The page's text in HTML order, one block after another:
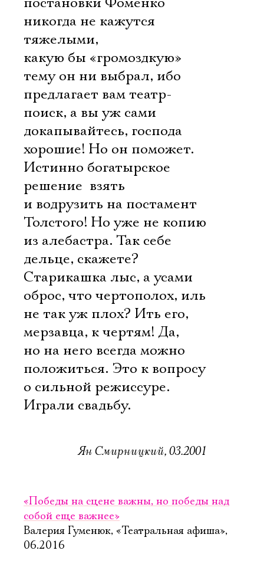
никогда не кажутся
тяжелыми,
какую бы «громоздкую»
тему он ни выбрал, ибо
предлагает вам театр-
поиск, а вы уж сами
докапывайтесь, господа
хорошие! Но он поможет.
Истинно богатырское
решение  взять
и водрузить на постамент
Толстого! Но уже не копию
из алебастра. Так себе
дельце, скажете?
Старикашка лыс, а усами
оброс, что чертополох, иль
не так уж плох? Ить его,
мерзавца, к чертям! Да,
но на него всегда можно
положиться. Это к вопросу
о сильной режиссуре.
Играли свадьбу.
Ян Смирницкий, 03.2001
«Победы на сцене важны, но победы над
собой еще важнее»
Валерия Гуменюк, «Театральная афиша»,
06.2016
Электропочта
Имя
Ознакомиться